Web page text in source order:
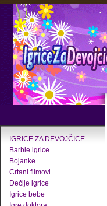
IGRICE ZA DEVOJČICE
Barbie igrice
Bojanke
Crtani filmovi
Dečije igrice
Igrice bebe